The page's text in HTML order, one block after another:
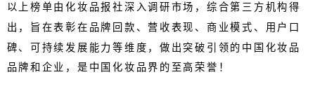
以上榜单由化妆品报社深入调研市场，综合第三方机构得
出，旨在表彰在品牌回款、营收表现、商业模式、用户口
碑、可持续发展能力等维度，做出突破引领的中国化妆品
品牌和企业，是中国化妆品界的至高荣誉！